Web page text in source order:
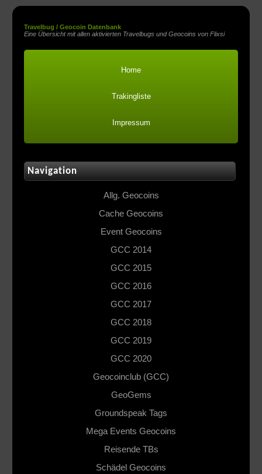
Travelbug / Geocoin Datenbank
Eine Übersicht mit allen aktivierten Travelbugs und Geocoins von Flixsi
Home
Trakingliste
Impressum
Navigation
Allg. Geocoins
Cache Geocoins
Event Geocoins
GCC 2014
GCC 2015
GCC 2016
GCC 2017
GCC 2018
GCC 2019
GCC 2020
Geocoinclub (GCC)
GeoGems
Groundspeak Tags
Mega Events Geocoins
Reisende TBs
Schädel Geocoins